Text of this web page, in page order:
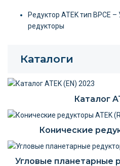
Редуктор ATEK тип BPCE
редукторы
Каталоги
Каталог
Конические
Угловые планетарные